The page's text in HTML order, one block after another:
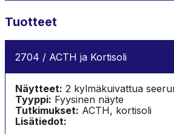
Tuotteet
2704 / ACTH ja Kortisoli
Näytteet: 2 kylmäkuivattua
Tyyppi: Fyysinen näyte
Tutkimukset: ACTH, kortisoli
Lisätiedot: